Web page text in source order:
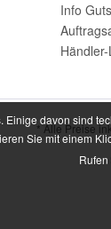
Info
* Alle Preise
Einige davon sind
Sie mit einem